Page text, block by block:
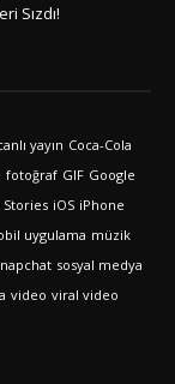
Sızdı!
yayın Coca-Cola
fotoğraf GIF Google
Stories iOS iPhone
uygulama müzik
sosyal medya
video viral video